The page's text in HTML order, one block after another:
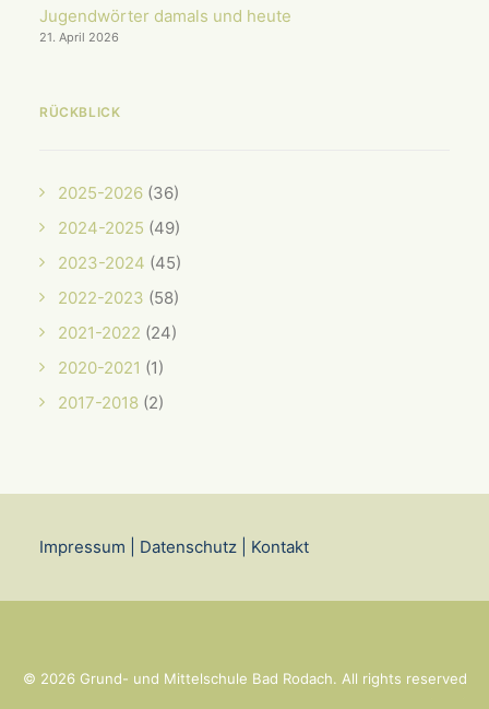
Jugendwörter damals und heute
21. April 2026
RÜCKBLICK
2025-2026 (36)
2024-2025 (49)
2023-2024 (45)
2022-2023 (58)
2021-2022 (24)
2020-2021 (1)
2017-2018 (2)
Impressum Datenschutz Kontakt
© 2026 Grund- und Mittelschule Bad Rodach. All rights reserved